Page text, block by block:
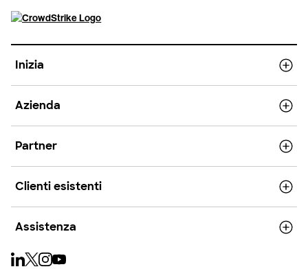
Inizia
Azienda
Partner
Clienti esistenti
Assistenza